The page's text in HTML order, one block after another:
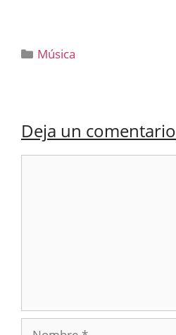
Categorías
Música
Deja un comentario
Nombre